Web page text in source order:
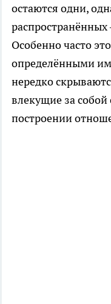
остаются одни,
Особенно часто
определёнными
нередко
влекущие за
построении